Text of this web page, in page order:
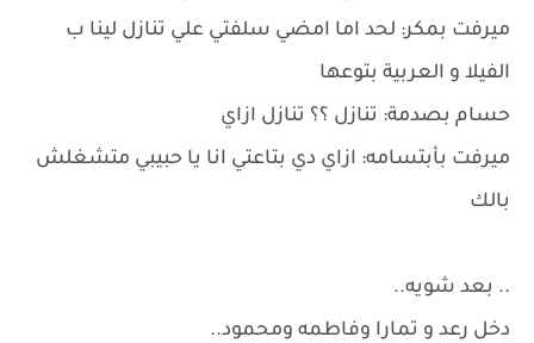
ميرفت بمكر: لحد اما امضي سلفتي علي تنازل لينا ب
الفيلا و العربية بتوعها
حسام بصدمة: تنازل ؟؟ تنازل ازاي
ميرفت بأبتسامه: ازاي دي بتاعتي انا يا حبيبي متشغلش
بالك
.. بعد شويه..
دخل رعد و تمارا وفاطمه ومحمود..